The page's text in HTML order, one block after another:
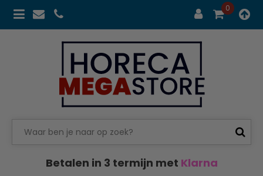
0
Betalen in 3 termijn met Klarna